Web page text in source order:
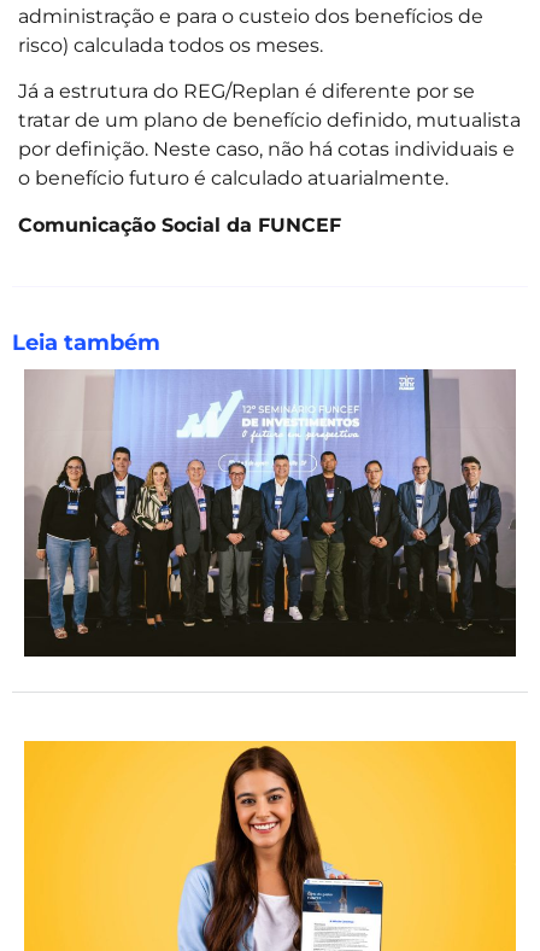
administração e para o custeio dos benefícios de
risco) calculada todos os meses.
Já a estrutura do REG/Replan é diferente por se
tratar de um plano de benefício definido, mutualista
por definição. Neste caso, não há cotas individuais e
o benefício futuro é calculado atuarialmente.
Comunicação Social da FUNCEF
Leia também